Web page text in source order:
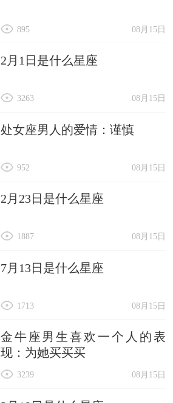
08月15日
895
2月1日是什么星座
08月15日
3263
处女座男人的爱情：谨慎
08月15日
952
2月23日是什么星座
08月15日
1887
7月13日是什么星座
08月15日
1713
金牛座男生喜欢一个人的表
现：为她买买买
08月15日
3239